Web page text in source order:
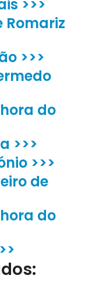
>>>
Romariz
>>>
do
>>>
>>>
de
do